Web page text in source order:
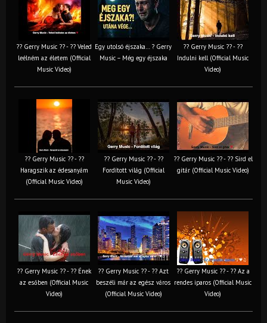
?? Gerry Music ?? - ?? Veled
leélném az életem (Official
Music Video)
Egy utolsó éjszaka… ? Gerry
Music – Még egy éjszaka
?? Gerry Music ?? - ??
Indulni kell (Official Music
Video)
?? Gerry Music ?? - ??
Haragszik az édesanyám
(Official Music Video)
?? Gerry Music ?? - ??
Fordított világ (Official
Music Video)
?? Gerry Music ?? - ?? Sírd el
gitár (Official Music Video)
?? Gerry Music ?? - ?? Ének
az esőben (Official Music
Video)
?? Gerry Music ?? - ?? Azt
beszéli már az egész város
(Official Music Video)
?? Gerry Music ?? - ?? Az a
rendes iparos (Official Music
Video)